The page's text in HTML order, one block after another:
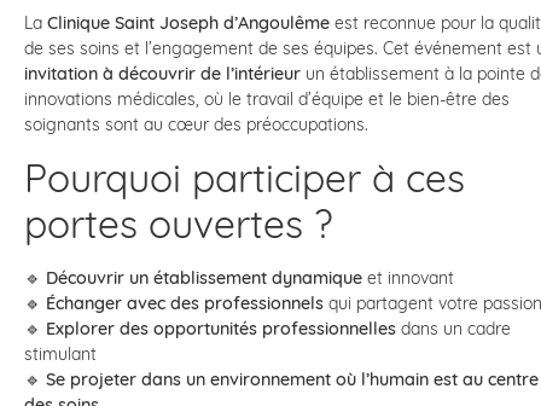
La Clinique Saint Joseph d’Angoulême est reconnue pour la
de ses soins et l’engagement de ses équipes. Cet événement est
invitation à découvrir de l’intérieur un établissement à la pointe
innovations médicales, où le travail d’équipe et le bien-être des
soignants sont au cœur des préoccupations.
Pourquoi participer à ces
portes ouvertes ?
🔹 Découvrir un établissement dynamique et innovant
🔹 Échanger avec des professionnels qui partagent votre passion
🔹 Explorer des opportunités professionnelles dans un cadre
stimulant
🔹 Se projeter dans un environnement où l’humain est au centre